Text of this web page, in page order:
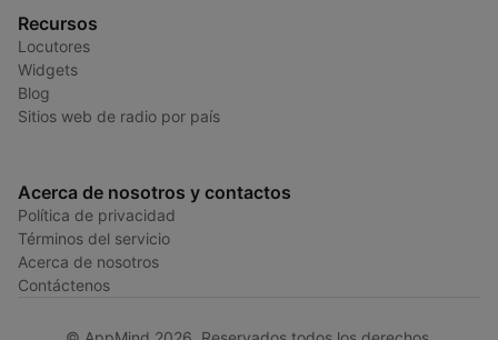
Recursos
Locutores
Widgets
Blog
Sitios web de radio por país
Acerca de nosotros y contactos
Política de privacidad
Términos del servicio
Acerca de nosotros
Contáctenos